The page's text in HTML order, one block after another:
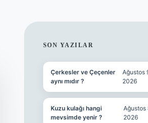
SIDEBAR
SON YAZILAR
Çerkesler ve Çeçenler
aynı mıdır ?
Ağustos
2026
Kuzu kulağı hangi
mevsimde yenir ?
Ağustos
2026